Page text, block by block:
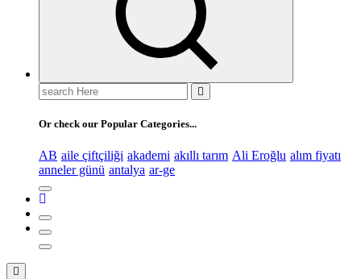
Search
for:
Or check our Popular Categories...
AB aile çiftçiliği akademi akıllı tarım Ali Eroğlu alım fiyatı
anneler günü antalya ar-ge